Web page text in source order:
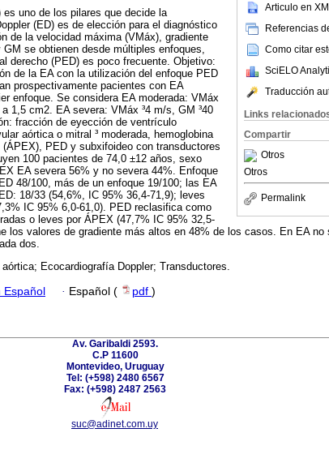
Articulo en
Referencias
Como citar
SciELO
Traducción
Links
Compartir
Otros
Otros
Permalink
uno de los pilares que decide la
(ED) es de elección para el diagnóstico
de la velocidad máxima (VMáx), gradiente
se obtienen desde múltiples enfoques,
derecho (PED) es poco frecuente. Objetivo:
de la EA con la utilización del enfoque PED
prospectivamente pacientes con EA
enfoque. Se considera EA moderada: VMáx
1,5 cm2. EA severa: VMáx ³4 m/s, GM ³40
fracción de eyección de ventrículo
aórtica o mitral ³ moderada, hemoglobina
PED y subxifoideo con transductores
100 pacientes de 74,0 ±12 años, sexo
EA severa 56% y no severa 44%. Enfoque
48/100, más de un enfoque 19/100; las EA
18/33 (54,6%, IC 95% 36,4-71,9); leves
IC 95% 6,0-61,0). PED reclasifica como
o leves por ÁPEX (47,7% IC 95% 32,5-
los valores de gradiente más altos en 48% de los casos. En EA no
dos.
Ecocardiografía Doppler; Transductores.
Español · Español ( pdf )
Av. Garibaldi 2593.
C.P 11600
Montevideo, Uruguay
Tel: (+598) 2480 6567
Fax: (+598) 2487 2563
suc@adinet.com.uy